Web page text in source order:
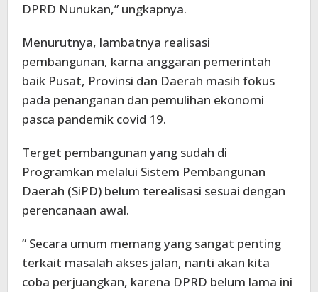
DPRD Nunukan,” ungkapnya.
Menurutnya, lambatnya realisasi
pembangunan, karna anggaran pemerintah
baik Pusat, Provinsi dan Daerah masih fokus
pada penanganan dan pemulihan ekonomi
pasca pandemik covid 19.
Terget pembangunan yang sudah di
Programkan melalui Sistem Pembangunan
Daerah (SiPD) belum terealisasi sesuai dengan
perencanaan awal.
” Secara umum memang yang sangat penting
terkait masalah akses jalan, nanti akan kita
coba perjuangkan, karena DPRD belum lama ini